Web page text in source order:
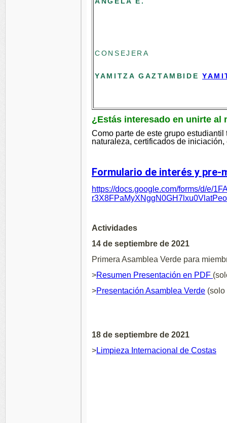
CONSEJERA
YAMITZA GAZTAMBIDE
¿Estás interesado en unirte
Como parte de este grupo
naturaleza, certificados de iniciación,
Formulario de interés y pre-
https://docs.google.com/forms/d/e/
Actividades
14 de septiembre de 2021
Primera Asamblea Verde para
>Resumen Presentación en PDF
>Presentación Asamblea Verde (solo
18 de septiembre de 2021
>Limpieza Internacional de Costas